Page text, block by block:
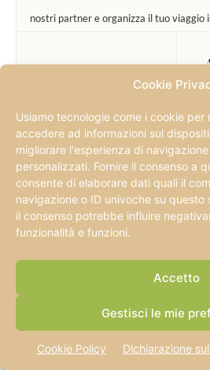
Cookie
Usiamo tecnologie come i cookie per
accedere ad informazioni sul
migliorare l'esperienza di
personalizzati. Fornire il consenso a
consente di elaborare dati quali il
navigazione o ID univoche su
il consenso potrebbe influire
funzionalità e funzioni.
Accetto
Gestisci le mie
Cookie Policy Dichiarazione
nostri partner e organizza il tuo viaggio
Assicurazione
Viaggio
10% SCONTO CON
HEYMONDO
Noleggio auto
Noleggio auto con
Auto Europe